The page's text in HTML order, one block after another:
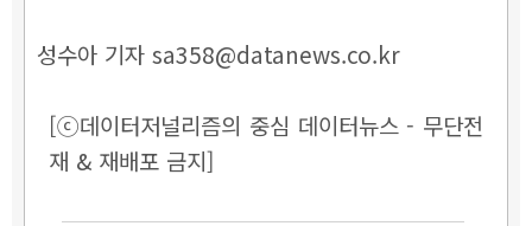
성수아 기자 sa358@datanews.co.kr
[ⓒ데이터저널리즘의 중심 데이터뉴스 - 무단전
재 & 재배포 금지]